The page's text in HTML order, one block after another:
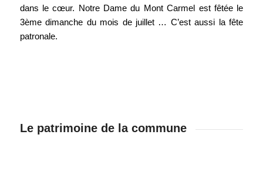
dans le cœur. Notre Dame du Mont Carmel est fêtée le
3ème dimanche du mois de juillet … C’est aussi la fête
patronale.
Le patrimoine de la commune